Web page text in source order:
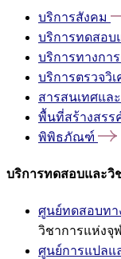
บริการสังคม
บริการทดสอบ
บริการทางกา
บริการตรวจวิ
สารสนเทศแล
พื้นที่สร้างสรร
พิพิธภัณฑ์
บริการทดสอบและวิ
ศูนย์ทดสอบทา
วิชาการแห่งจุ
ศูนย์การแปลแ